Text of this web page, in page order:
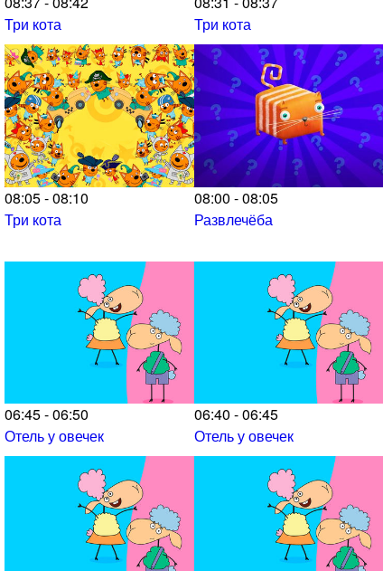
Три кота
Три кота
08:05 - 08:10
Три кота
08:00 - 08:05
Развлечёба
06:45 - 06:50
Отель у овечек
06:40 - 06:45
Отель у овечек